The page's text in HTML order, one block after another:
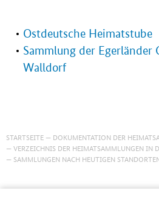
Ostdeutsche Heimatstube
Sammlung der Egerländer
Walldorf
STARTSEITE
DOKUMENTATION DER
VERZEICHNIS DER HEIMATSAMMLUNGEN IN
SAMMLUNGEN NACH HEUTIGEN